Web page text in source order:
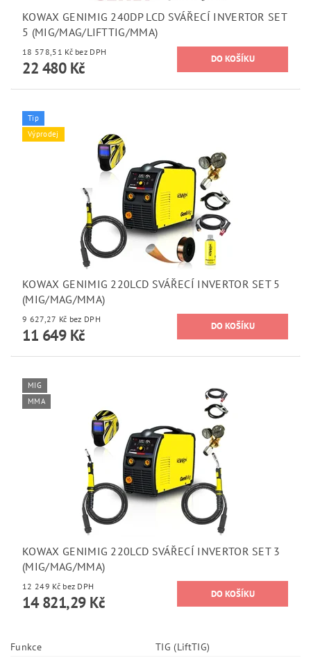
KOWAX GENIMIG 240DP LCD SVÁŘECÍ INVERTOR SET
5 (MIG/MAG/LIFTTIG/MMA)
18 578,51 Kč bez DPH
22 480 Kč
Tip
Výprodej
KOWAX GENIMIG 220LCD SVÁŘECÍ INVERTOR SET 5
(MIG/MAG/MMA)
9 627,27 Kč bez DPH
11 649 Kč
MIG
MMA
KOWAX GENIMIG 220LCD SVÁŘECÍ INVERTOR SET 3
(MIG/MAG/MMA)
12 249 Kč bez DPH
14 821,29 Kč
Funkce
TIG (LiftTIG)